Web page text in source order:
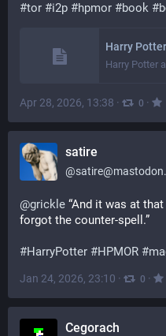
#tor #i2p #hpmor #book #
Harry Potter
Apr 28, 2026, 13:38 · 0 ·
satire
@
@grickle “And it was at
forgot the counter-spell.”
#HarryPotter #HPMOR #
Jan 24, 2026, 23:10 · 0 ·
Cegorach